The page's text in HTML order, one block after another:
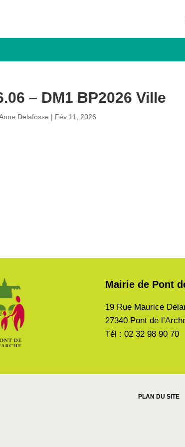
– DM1 BP2026 Ville
Delafosse | Fév 11, 2026
Mairie de Pont
19 Rue Maurice
27340 Pont de
Tél : 02 32 98 90 70
PLAN DU SITE